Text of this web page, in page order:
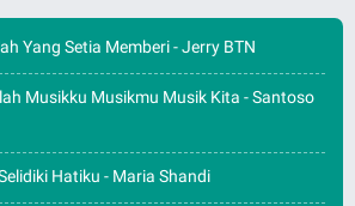
Yang Setia Memberi - Jerry BTN
Musikku Musikmu Musik Kita - Santoso
Hatiku - Maria Shandi